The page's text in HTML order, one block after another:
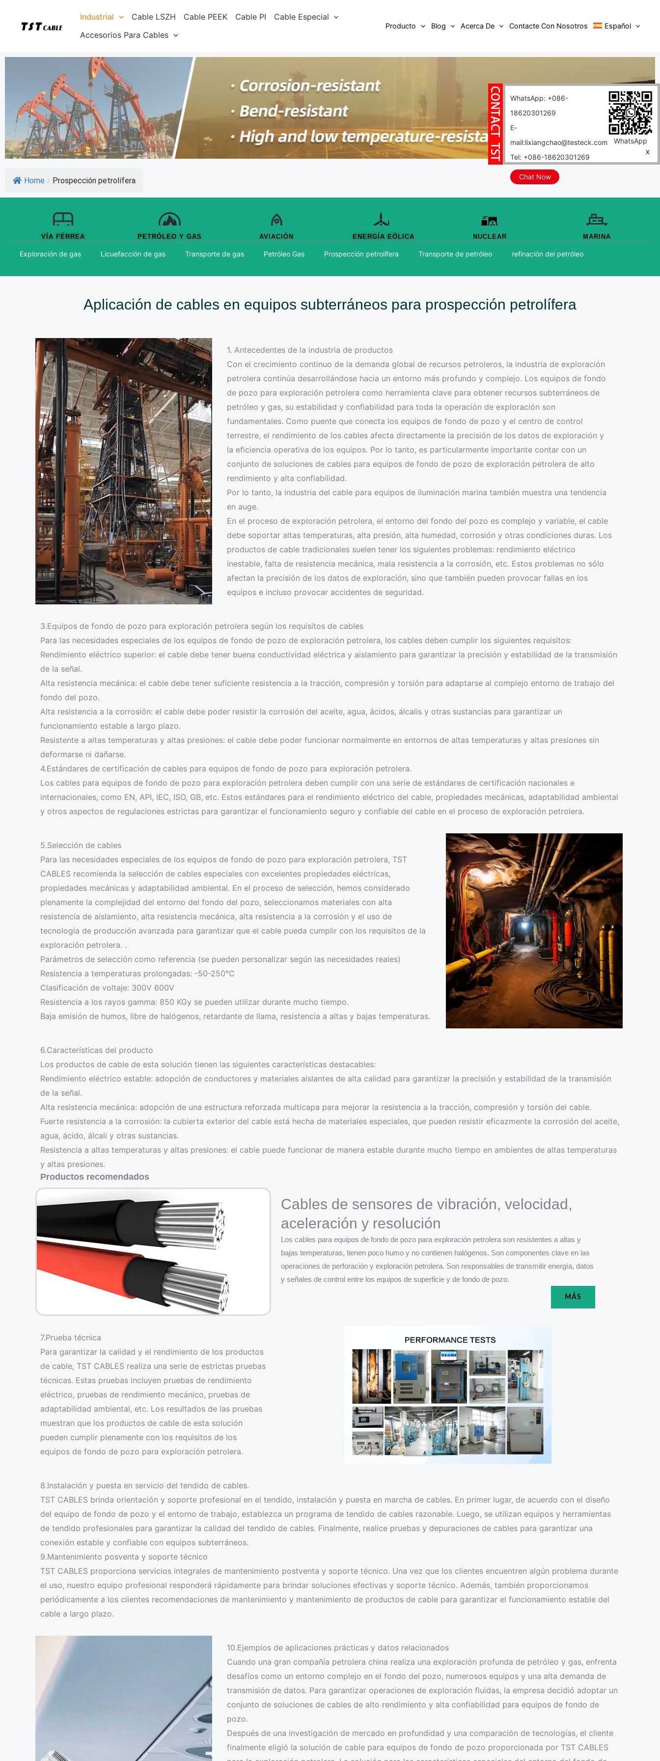
WhatsApp: +086-
18620301269
E-
mail:lixiangchao@testeck.com
Tel: +086-18620301269
Chat Now
WhatsApp
X
Industrial Cable LSZH Cable PEEK Cable PI
Cable Especial
Accesorios Para Cables
Producto Blog Acerca De Contacte Con Nosotros Español
Home / Prospección petrolífera
VÍA FÉRREA PETRÓLEO Y GAS AVIACIÓN ENERGÍA EÓLICA NUCLEAR MARINA
Exploración de gas Licuefacción de gas Transporte de gas Petróleo Gas Prospección petrolífera Transporte de petróleo refinación del petróleo
Aplicación de cables en equipos subterráneos para prospección petrolífera
1. Antecedentes de la industria de productos
Con el crecimiento continuo de la demanda global de recursos petroleros, la industria de exploración
petrolera continúa desarrollándose hacia un entorno más profundo y complejo. Los equipos de fondo
de pozo para exploración petrolera como herramienta clave para obtener recursos subterráneos de
petróleo y gas, su estabilidad y confiabilidad para toda la operación de exploración son
fundamentales. Como puente que conecta los equipos de fondo de pozo y el centro de control
terrestre, el rendimiento de los cables afecta directamente la precisión de los datos de exploración y
la eficiencia operativa de los equipos. Por lo tanto, es particularmente importante contar con un
conjunto de soluciones de cables para equipos de fondo de pozo de exploración petrolera de alto
rendimiento y alta confiabilidad.
Por lo tanto, la industria del cable para equipos de iluminación marina también muestra una tendencia
en auge.
En el proceso de exploración petrolera, el entorno del fondo del pozo es complejo y variable, el cable
debe soportar altas temperaturas, alta presión, alta humedad, corrosión y otras condiciones duras. Los
productos de cable tradicionales suelen tener los siguientes problemas: rendimiento eléctrico
inestable, falta de resistencia mecánica, mala resistencia a la corrosión, etc. Estos problemas no sólo
afectan la precisión de los datos de exploración, sino que también pueden provocar fallas en los
equipos e incluso provocar accidentes de seguridad.
3.Equipos de fondo de pozo para exploración petrolera según los requisitos de cables
Para las necesidades especiales de los equipos de fondo de pozo de exploración petrolera, los cables deben cumplir los siguientes requisitos:
Rendimiento eléctrico superior: el cable debe tener buena conductividad eléctrica y aislamiento para garantizar la precisión y estabilidad de la transmisión
de la señal.
Alta resistencia mecánica: el cable debe tener suficiente resistencia a la tracción, compresión y torsión para adaptarse al complejo entorno de trabajo del
fondo del pozo.
Alta resistencia a la corrosión: el cable debe poder resistir la corrosión del aceite, agua, ácidos, álcalis y otras sustancias para garantizar un
funcionamiento estable a largo plazo.
Resistente a altas temperaturas y altas presiones: el cable debe poder funcionar normalmente en entornos de altas temperaturas y altas presiones sin
deformarse ni dañarse.
4.Estándares de certificación de cables para equipos de fondo de pozo para exploración petrolera.
Los cables para equipos de fondo de pozo para exploración petrolera deben cumplir con una serie de estándares de certificación nacionales e
internacionales, como EN, API, IEC, ISO, GB, etc. Estos estándares para el rendimiento eléctrico del cable, propiedades mecánicas, adaptabilidad ambiental
y otros aspectos de regulaciones estrictas para garantizar el funcionamiento seguro y confiable del cable en el proceso de exploración petrolera.
5.Selección de cables
Para las necesidades especiales de los equipos de fondo de pozo para exploración petrolera, TST
CABLES recomienda la selección de cables especiales con excelentes propiedades eléctricas,
propiedades mecánicas y adaptabilidad ambiental. En el proceso de selección, hemos considerado
plenamente la complejidad del entorno del fondo del pozo, seleccionamos materiales con alta
resistencia de aislamiento, alta resistencia mecánica, alta resistencia a la corrosión y el uso de
tecnología de producción avanzada para garantizar que el cable pueda cumplir con los requisitos de la
exploración petrolera. .
Parámetros de selección como referencia (se pueden personalizar según las necesidades reales)
Resistencia a temperaturas prolongadas: -50-250℃
Clasificación de voltaje: 300V 600V
Resistencia a los rayos gamma: 850 KGy se pueden utilizar durante mucho tiempo.
Baja emisión de humos, libre de halógenos, retardante de llama, resistencia a altas y bajas temperaturas.
6.Características del producto
Los productos de cable de esta solución tienen las siguientes características destacables:
Rendimiento eléctrico estable: adopción de conductores y materiales aislantes de alta calidad para garantizar la precisión y estabilidad de la transmisión
de la señal.
Alta resistencia mecánica: adopción de una estructura reforzada multicapa para mejorar la resistencia a la tracción, compresión y torsión del cable.
Fuerte resistencia a la corrosión: la cubierta exterior del cable está hecha de materiales especiales, que pueden resistir eficazmente la corrosión del aceite,
agua, ácido, álcali y otras sustancias.
Resistencia a altas temperaturas y altas presiones: el cable puede funcionar de manera estable durante mucho tiempo en ambientes de altas temperaturas
y altas presiones.
Productos recomendados
Cables de sensores de vibración, velocidad,
aceleración y resolución
Los cables para equipos de fondo de pozo para exploración petrolera son resistentes a altas y
bajas temperaturas, tienen poco humo y no contienen halógenos. Son componentes clave en las
operaciones de perforación y exploración petrolera. Son responsables de transmitir energía, datos
y señales de control entre los equipos de superficie y de fondo de pozo.
MÁS
7.Prueba técnica
Para garantizar la calidad y el rendimiento de los productos
de cable, TST CABLES realiza una serie de estrictas pruebas
técnicas. Estas pruebas incluyen pruebas de rendimiento
eléctrico, pruebas de rendimiento mecánico, pruebas de
adaptabilidad ambiental, etc. Los resultados de las pruebas
muestran que los productos de cable de esta solución
pueden cumplir plenamente con los requisitos de los
equipos de fondo de pozo para exploración petrolera.
8.Instalación y puesta en servicio del tendido de cables.
TST CABLES brinda orientación y soporte profesional en el tendido, instalación y puesta en marcha de cables. En primer lugar, de acuerdo con el diseño
del equipo de fondo de pozo y el entorno de trabajo, establezca un programa de tendido de cables razonable. Luego, se utilizan equipos y herramientas
de tendido profesionales para garantizar la calidad del tendido de cables. Finalmente, realice pruebas y depuraciones de cables para garantizar una
conexión estable y confiable con equipos subterráneos.
9.Mantenimiento posventa y soporte técnico
TST CABLES proporciona servicios integrales de mantenimiento postventa y soporte técnico. Una vez que los clientes encuentren algún problema durante
el uso, nuestro equipo profesional responderá rápidamente para brindar soluciones efectivas y soporte técnico. Además, también proporcionamos
periódicamente a los clientes recomendaciones de mantenimiento y mantenimiento de productos de cable para garantizar el funcionamiento estable del
cable a largo plazo.
10.Ejemplos de aplicaciones prácticas y datos relacionados
Cuando una gran compañía petrolera china realiza una exploración profunda de petróleo y gas, enfrenta
desafíos como un entorno complejo en el fondo del pozo, numerosos equipos y una alta demanda de
transmisión de datos. Para garantizar operaciones de exploración fluidas, la empresa decidió adoptar un
conjunto de soluciones de cables de alto rendimiento y alta confiabilidad para equipos de fondo de
pozo.
Después de una investigación de mercado en profundidad y una comparación de tecnologías, el cliente
finalmente eligió la solución de cable para equipos de fondo de pozo proporcionada por TST CABLES